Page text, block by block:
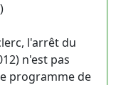
l'arrêt du
n'est pas
programme de